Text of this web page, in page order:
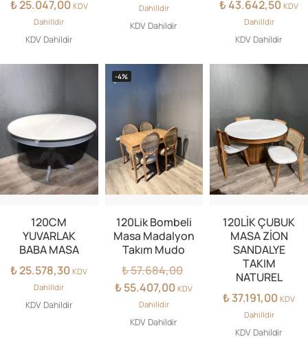
₺25.047,00 KDV
Dahilldir
KDV Dahildir
Dahilldir
KDV Dahildir
₺43.642,50 KDV
Dahilldir
KDV Dahildir
120CM
YUVARLAK
BABA MASA
₺25.578,30 KDV
Dahilldir
KDV Dahildir
-4%
120Lik Bombeli
Masa Madalyon
Takım Mudo
₺57.684,00
fiyat:
₺ 57.684,00.
₺55.407,00Şu
₺ 55.407,00.
KDV
Dahilldir
KDV Dahildir
120LİK ÇUBUK
MASA ZİON
SANDALYE
TAKIM
NATUREL
₺37.191,00 KDV
Dahilldir
KDV Dahildir